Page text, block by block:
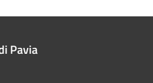
Pavia